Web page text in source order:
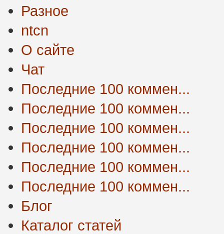
Разное
ntcn
О сайте
Чат
Последние 100 коммен...
Последние 100 коммен...
Последние 100 коммен...
Последние 100 коммен...
Последние 100 коммен...
Последние 100 коммен...
Блог
Каталог статей